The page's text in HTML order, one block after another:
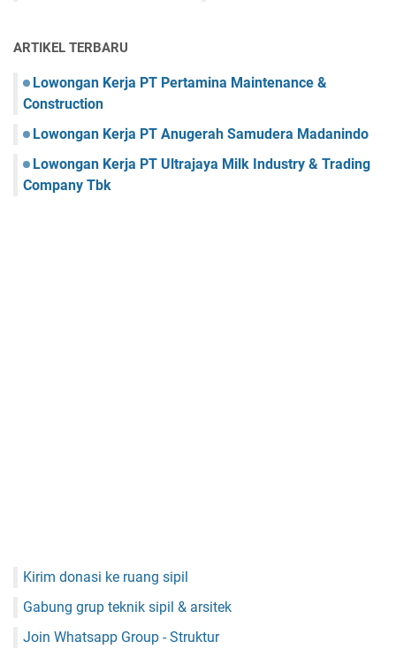
ARTIKEL TERBARU
Lowongan Kerja PT Pertamina Maintenance &
Construction
Lowongan Kerja PT Anugerah Samudera Madanindo
Lowongan Kerja PT Ultrajaya Milk Industry & Trading
Company Tbk
Kirim donasi ke ruang sipil
Gabung grup teknik sipil & arsitek
Join Whatsapp Group - Struktur